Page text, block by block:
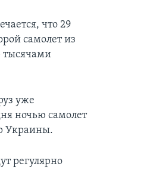
что 29
самолет из
тысячами
уже
ночью самолет
Украины.
регулярно